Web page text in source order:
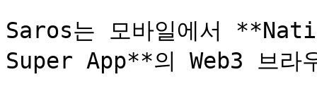
Saros는 모바일에서
Super App**의 Web3 브라